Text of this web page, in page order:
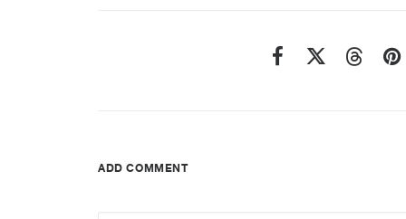
ADD COMMENT